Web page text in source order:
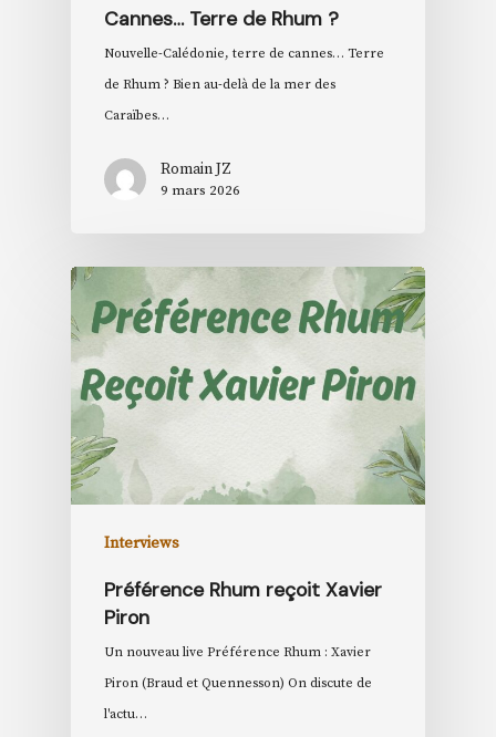
Cannes… Terre de Rhum ?
Nouvelle-Calédonie, terre de cannes… Terre
de Rhum ? Bien au-delà de la mer des
Caraïbes…
Romain JZ
9 mars 2026
Interviews
Préférence Rhum reçoit Xavier
Piron
Un nouveau live Préférence Rhum : Xavier
Piron (Braud et Quennesson) On discute de
l'actu…